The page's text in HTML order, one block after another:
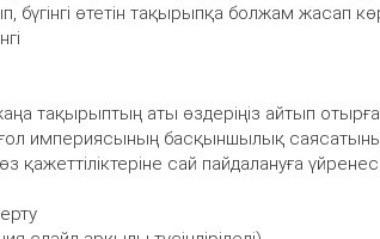
бүгінгі өтетін тақырыпқа болжам жасап
тақырыптың аты өздеріңіз айтып
империясының басқыншылық
қажеттіліктеріне сай пайдалануға